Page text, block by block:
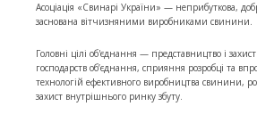
Асоціація «Свинарі України» — неприбуткова,
заснована вітчизняними виробниками свинини.
Головні цілі об'єднання — представництво і захист
господарств об’єднання, сприяння розробці та
технологій ефективного виробництва свинини,
захист внутрішнього ринку збуту.